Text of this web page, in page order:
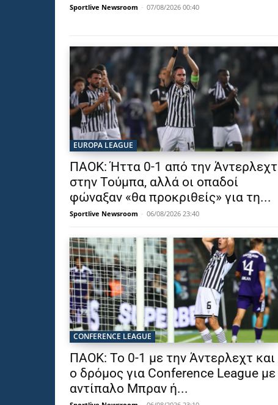
Sportlive Newsroom - 07/08/2026 00:40
EUROPA LEAGUE
ΠΑΟΚ: Ήττα 0-1 από την Άντερλεχτ
στην Τούμπα, αλλά οι οπαδοί
φώναξαν «θα προκριθείς» για τη...
Sportlive Newsroom - 06/08/2026 23:40
CONFERENCE LEAGUE
ΠΑΟΚ: Το 0-1 με την Άντερλεχτ και
ο δρόμος για Conference League με
αντίπαλο Μπραν ή...